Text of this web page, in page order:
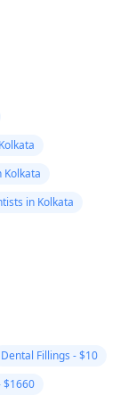
Kolkata
in Kolkata
Dental Fillings - $10
$1660